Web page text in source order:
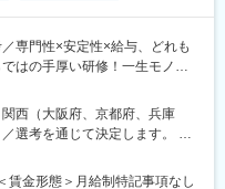
スのサービスを「ワンストッ
の顧客と取引の実績があり、
を有するスタッフが知識や経
ます。
専門性×安定性×給与、どれも
はの手厚い研修！一生モノの
医薬品メーカーにて、医薬品の
西（大阪府、京都府、兵庫
選考を通じて決定します。 受
定める事業所
賃金形態＞月給制特記事項なし